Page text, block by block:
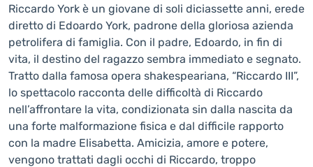
Riccardo York è un giovane di soli diciassette anni, erede
diretto di Edoardo York, padrone della gloriosa azienda
petrolifera di famiglia. Con il padre, Edoardo, in fin di
vita, il destino del ragazzo sembra immediato e segnato.
Tratto dalla famosa opera shakespeariana, “Riccardo III”,
lo spettacolo racconta delle difficoltà di Riccardo
nell’affrontare la vita, condizionata sin dalla nascita da
una forte malformazione fisica e dal difficile rapporto
con la madre Elisabetta. Amicizia, amore e potere,
vengono trattati dagli occhi di Riccardo, troppo